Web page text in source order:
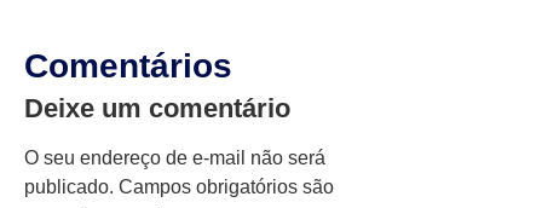
Comentários
Deixe um comentário
O seu endereço de e-mail não será
publicado. Campos obrigatórios são